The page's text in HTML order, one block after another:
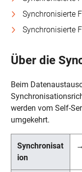
Synchronisierte
Synchronisierte
Über die
Beim
werden vom Self-
umgekehrt.
→